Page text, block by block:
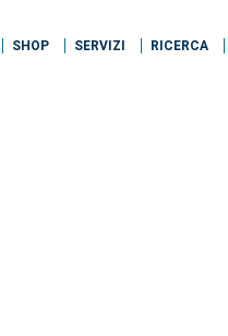
SHOP SERVIZI RICERCA